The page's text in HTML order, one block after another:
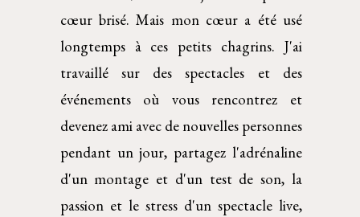
cœur brisé. Mais mon cœur a été usé
longtemps à ces petits chagrins. J'ai
travaillé sur des spectacles et des
événements où vous rencontrez et
devenez ami avec de nouvelles personnes
pendant un jour, partagez l'adrénaline
d'un montage et d'un test de son, la
passion et le stress d'un spectacle live,